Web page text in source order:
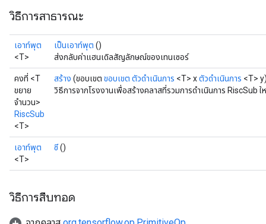
วิธีการสาธารณะ
เอาท์พุต
<T>
เป็นเอาท์พุต ()
ส่งกลับค่าแฮนเดิลสัญลักษณ์ของเทนเซอร์
คงที่ <T
ขยาย
จำนวน>
RiscSub
<T>
สร้าง (ขอบเขต ขอบเขต ตัวดำเนินการ <T> xตัวดำเนินการ <T>
วิธีการจากโรงงานเพื่อสร้างคลาสที่รวมการดำเนินการ RiscSub ใ
เอาท์พุต
<T>
ซี()
วิธีการสืบทอด